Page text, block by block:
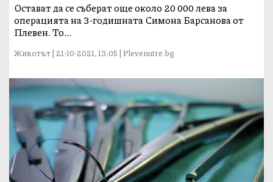
Остават да се съберат още около 20 000 лева за
операцията на 3-годишната Симона Барсанова от
Плевен. То...
Животът | 21-10-2021, 13:05 | Plevenutre.bg